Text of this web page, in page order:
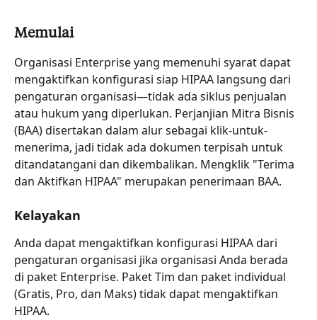
Memulai
Organisasi Enterprise yang memenuhi syarat dapat
mengaktifkan konfigurasi siap HIPAA langsung dari
pengaturan organisasi—tidak ada siklus penjualan
atau hukum yang diperlukan. Perjanjian Mitra Bisnis
(BAA) disertakan dalam alur sebagai klik-untuk-
menerima, jadi tidak ada dokumen terpisah untuk
ditandatangani dan dikembalikan. Mengklik "Terima
dan Aktifkan HIPAA" merupakan penerimaan BAA.
Kelayakan
Anda dapat mengaktifkan konfigurasi HIPAA dari
pengaturan organisasi jika organisasi Anda berada
di paket Enterprise. Paket Tim dan paket individual
(Gratis, Pro, dan Maks) tidak dapat mengaktifkan
HIPAA.